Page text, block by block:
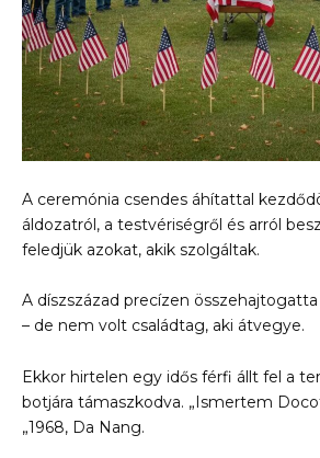
A ceremónia csendes áhítattal
áldozatról, a testvériségről és arról
feledjük azokat, akik szolgáltak.
A díszszázad precízen
– de nem volt családtag, aki átvegye.
Ekkor hirtelen egy idős férfi állt fel a
botjára támaszkodva. „Ismertem
„1968, Da Nang.